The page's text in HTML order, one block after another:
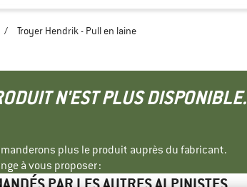
/ Troyer Hendrik - Pull en laine
N'EST PLUS
plus le produit auprès du fabricant.
à vous proposer :